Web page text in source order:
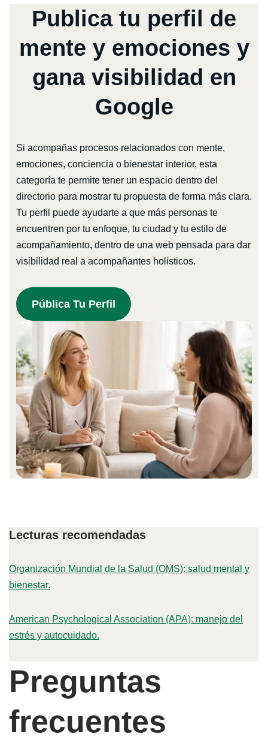
Publica tu perfil de
mente y emociones y
gana visibilidad en
Google
Si acompañas procesos relacionados con mente,
emociones, conciencia o bienestar interior, esta
categoría te permite tener un espacio dentro del
directorio para mostrar tu propuesta de forma más clara.
Tu perfil puede ayudarte a que más personas te
encuentren por tu enfoque, tu ciudad y tu estilo de
acompañamiento, dentro de una web pensada para dar
visibilidad real a acompañantes holísticos.
Pública Tu Perfil
Lecturas recomendadas
Organización Mundial de la Salud (OMS): salud mental y
bienestar.
American Psychological Association (APA): manejo del
estrés y autocuidado.
Preguntas
frecuentes